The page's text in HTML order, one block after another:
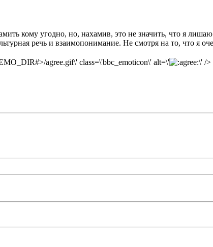
кому угодно, но, нахамив, это не значить, что я
речь и взаимопонимание. Не смотря на то, что я
agree.gif\' class=\'bbc_emoticon\' alt=\'
\' />